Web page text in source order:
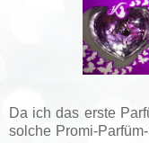
Da ich das erste
solche Promi-